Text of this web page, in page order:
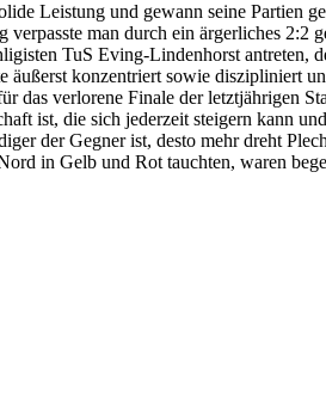
Leistung und gewann seine Partien
man durch ein ärgerliches 2:2
TuS Eving-Lindenhorst antreten,
äußerst konzentriert sowie diszipliniert
das verlorene Finale der letztjährigen
ist, die sich jederzeit steigern kann
der Gegner ist, desto mehr dreht
in Gelb und Rot tauchten, waren